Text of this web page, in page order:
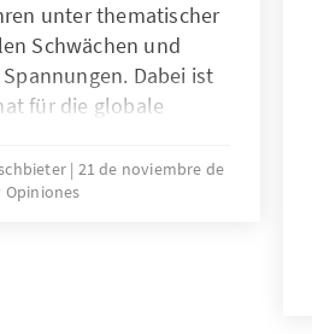
unter thematischer
Schwächen und
Dabei ist
für die globale
Dies kann nur
ihr Kernmandat
21 de noviembre de
Opiniones